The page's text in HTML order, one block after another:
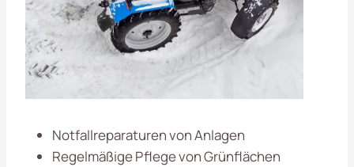
Notfallreparaturen von Anlagen
Regelmäßige Pflege von Grünflächen